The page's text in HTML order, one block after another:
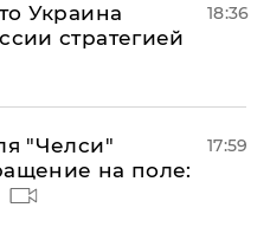
Украина
стратегией
18:36
"Челси"
на поле:
17:59